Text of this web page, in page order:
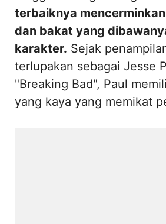
terbaiknya
dan bakat yang
karakter. Sejak
terlupakan sebagai Jesse
"Breaking Bad", Paul
yang kaya yang memikat